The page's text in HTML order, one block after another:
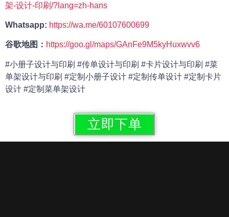
架-设计-印刷/?lang=zh-hans
Whatsapp: https://wa.me/60107600699
谷歌地图： https://goo.gl/maps/GAnFe9M5kyHuxwvv6
#小册子设计与印刷 #传单设计与印刷 #卡片设计与印刷 #菜
单架设计与印刷 #定制小册子设计 #定制传单设计 #定制卡片
设计 #定制菜单架设计
立即下单